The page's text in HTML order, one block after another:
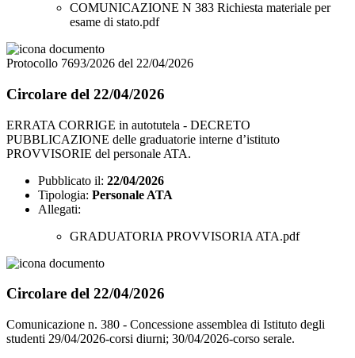
COMUNICAZIONE N 383 Richiesta materiale per
esame di stato.pdf
Protocollo 7693/2026 del 22/04/2026
Circolare del 22/04/2026
ERRATA CORRIGE in autotutela - DECRETO
PUBBLICAZIONE delle graduatorie interne d’istituto
PROVVISORIE del personale ATA.
Pubblicato il: 22/04/2026
Tipologia: Personale ATA
Allegati:
GRADUATORIA PROVVISORIA ATA.pdf
Circolare del 22/04/2026
Comunicazione n. 380 - Concessione assemblea di Istituto degli
studenti 29/04/2026-corsi diurni; 30/04/2026-corso serale.